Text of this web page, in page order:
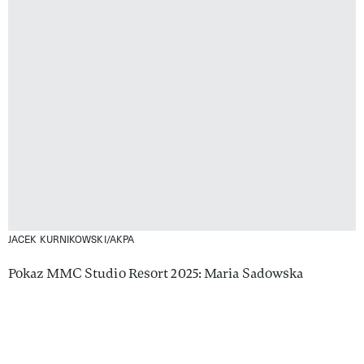
JACEK KURNIKOWSKI/AKPA
Pokaz MMC Studio Resort 2025: Maria Sadowska